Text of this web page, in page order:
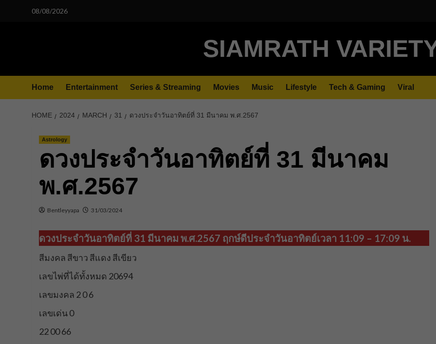
08/08/2026
SIAMRATH
Home Entertainment Series & Streaming Movies Music Lifestyle Tech & Gaming Viral
HOME 2024 MARCH 31 ดวงประจำวันอาทิตย์ที่ 31 มีนาคม พ.ศ.2567
Astrology
ดวงประจำวันอาทิตย์ที่ 31 มีนาคม
พ.ศ.2567
Bentleyyapa 31/03/2024
ดวงประจำวันอาทิตย์ที่ 31 มีนาคม พ.ศ.2567 ฤกษ์ดีประจำวันอาทิตย์เวลา 11:09 – 17:09 น.
สีมงคล สีขาว สีแดง สีเขียว
เลขไพ่ที่ได้ทั้งหมด 20694
เลขมงคล 2 0 6
เลขเด่น 0
22 00 66